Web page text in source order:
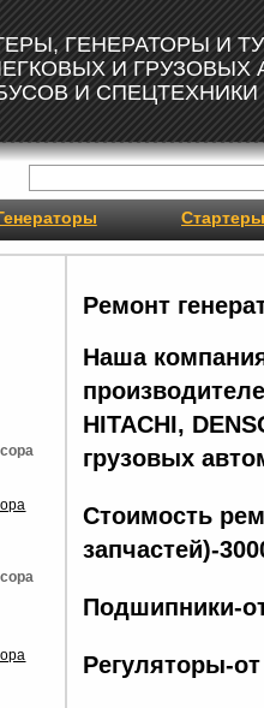
ГЕНЕРАТОРЫ И
И ГРУЗОВЫХ
И СПЕЦТЕХНИКИ
Стартеры
Ремонт
Наша
HITACHI,
грузовых
Стоимость
запчастей)-
Подшипники-
Регуляторы-